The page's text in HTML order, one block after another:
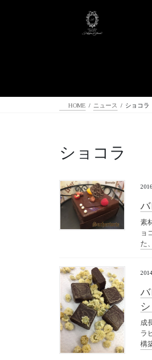
HOME ニュース ショコラ
ショコラ
素
ョ
た
成
ラ
構